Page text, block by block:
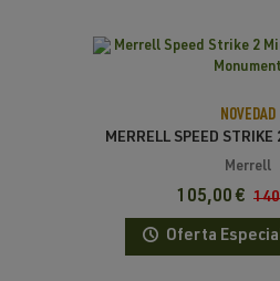
NOVEDAD
MERRELL SPEED STRIKE
MUJERMerrell
105,00 €
Oferta